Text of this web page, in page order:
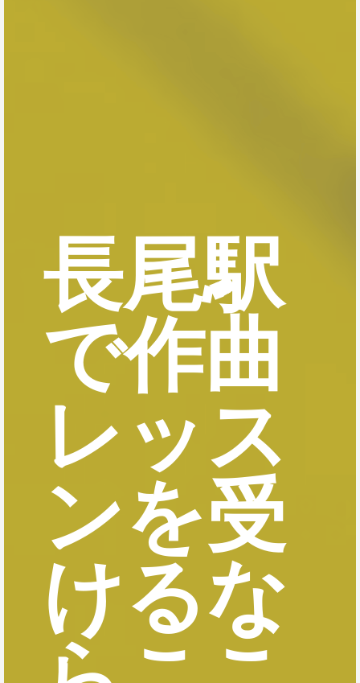
長尾駅
で作曲
レッス
ンを受
けるな